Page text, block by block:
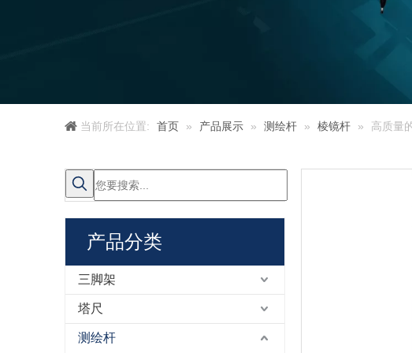
当前所在位置: 首页 » 产品展示 » 测绘杆 » 棱镜杆 » 高质量
产品分类
三脚架
塔尺
测绘杆